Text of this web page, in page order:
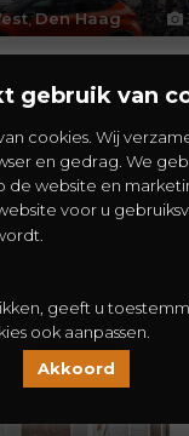
,Den Haag
in een levendige
de Van de Veldestraat
gebruik van
cookies. Wij
en gedrag. We
de website en
voor u
geeft u
ook aanpassen.
Akkoord